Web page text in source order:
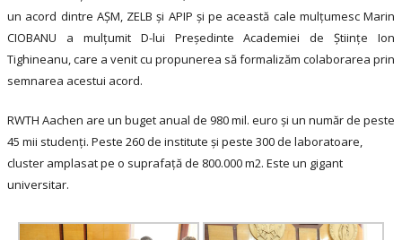
un acord dintre AȘM, ZELB și APIP și pe această cale mulțumesc Marin
CIOBANU a mulțumit D-lui Președinte Academiei de Științe Ion
Tighineanu, care a venit cu propunerea să formalizăm colaborarea prin
semnarea acestui acord.
RWTH Aachen are un buget anual de 980 mil. euro și un număr de peste
45 mii studenți. Peste 260 de institute și peste 300 de laboratoare,
cluster amplasat pe o suprafață de 800.000 m2. Este un gigant
universitar.